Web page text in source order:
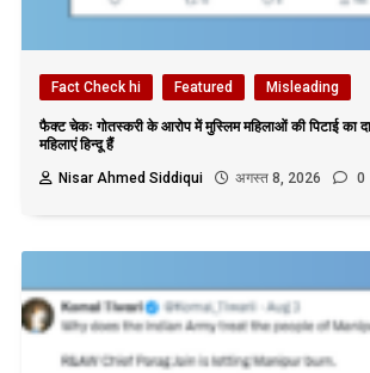
Fact Check hi Featured Misleading
फैक्ट चेकः गोतस्करी के आरोप में मुस्लिम महिलाओं की पिटाई का
महिलाएं हिन्दू हैं
Nisar Ahmed Siddiqui
अगस्त 8, 2026 0